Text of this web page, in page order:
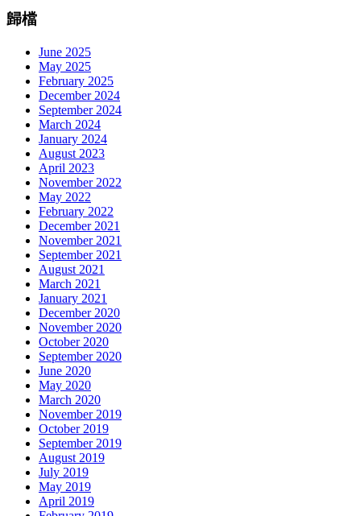
歸檔
June 2025
May 2025
February 2025
December 2024
September 2024
March 2024
January 2024
August 2023
April 2023
November 2022
May 2022
February 2022
December 2021
November 2021
September 2021
August 2021
March 2021
January 2021
December 2020
November 2020
October 2020
September 2020
June 2020
May 2020
March 2020
November 2019
October 2019
September 2019
August 2019
July 2019
May 2019
April 2019